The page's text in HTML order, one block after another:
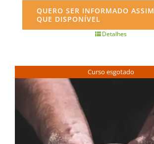
QUERO SER INFORMADO ASSIM
QUE DISPONÍVEL
Detalhes
Curso esgotado